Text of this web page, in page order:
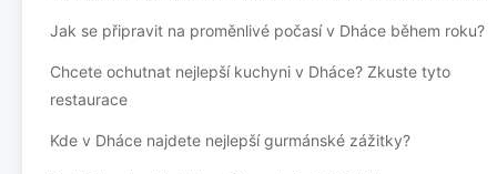
Jak se připravit na proměnlivé počasí v Dháce během roku?
Chcete ochutnat nejlepší kuchyni v Dháce? Zkuste tyto
restaurace
Kde v Dháce najdete nejlepší gurmánské zážitky?